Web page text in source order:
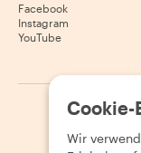
Facebook
Instagram
YouTube
2026
Wir